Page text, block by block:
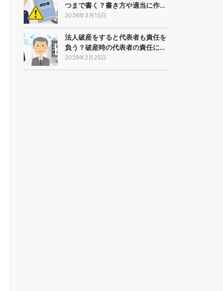
つまで書く？書き方や適当に作…
2026年3月15日
法人破産をすると代表者も責任を
負う？破産時の代表者の責任に…
2026年2月25日